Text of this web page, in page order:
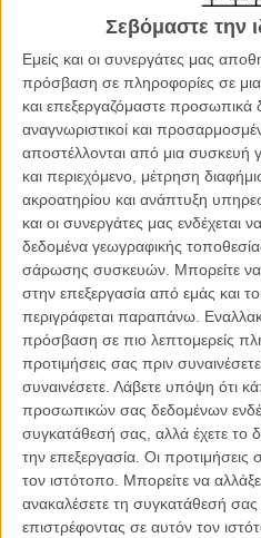
Σεβόμαστε την
Εμείς και οι συνεργάτες μας
πρόσβαση σε πληροφορίες σε
και επεξεργαζόμαστε προσωπικά
αναγνωριστικοί και
αποστέλλονται από μια συσκευή
και περιεχόμενο, μέτρηση
ακροατηρίου και ανάπτυξη
και οι συνεργάτες μας ενδέχεται
δεδομένα γεωγραφικής
σάρωσης συσκευών. Μπορείτε να
στην επεξεργασία από εμάς και
περιγράφεται παραπάνω.
πρόσβαση σε πιο λεπτομερείς
προτιμήσεις σας πριν
συναινέσετε. Λάβετε υπόψη ότι
προσωπικών σας δεδομένων
συγκατάθεσή σας, αλλά έχετε το
την επεξεργασία. Οι
τον ιστότοπο. Μπορείτε να
ανακαλέσετε τη συγκατάθεσή
επιστρέφοντας σε αυτόν τον
Δείτε ακόμη:
Oscars 2018:
παραδοσιακό γεύμα των
Στην θέση της, εκτός από τον συν-
χαρτονένιο αντίγραφο του εαυτού
υπόλοιπους υποψήφιους και
φωτογραφία που έβγαλαν όλοι μαζί.